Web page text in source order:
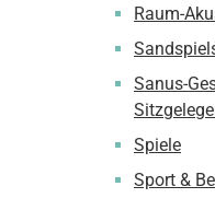
Raum-
Sanus-
Spiele
Sport &